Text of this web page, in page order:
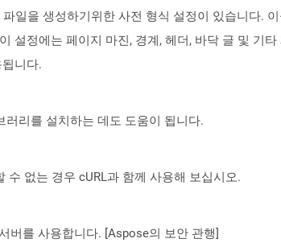
일을 생성하기위한 사전 형식 설정이 있습니다.
설정에는 페이지 마진, 경계, 헤더, 바닥 글 및 기
니다.
리를 설치하는 데도 도움이 됩니다.
없는 경우 cURL과 함께 사용해 보십시오.
버를 사용합니다. [Aspose의 보안 관행]